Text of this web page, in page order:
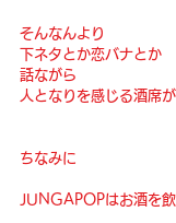
そんなんより
下ネタとか恋バナとか
話ながら
人となりを感じる酒席
ちなみに
JUNGAPOPはお酒を